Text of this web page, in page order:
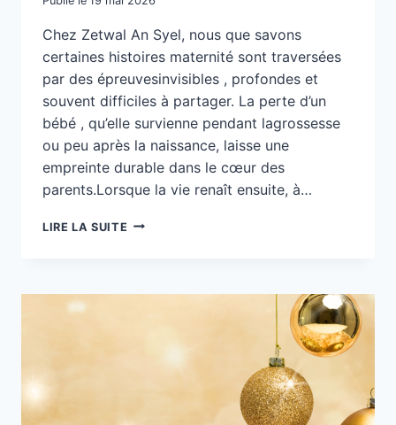
Chez Zetwal An Syel, nous que savons
certaines histoires maternité sont traversées
par des épreuvesinvisibles , profondes et
souvent difficiles à partager. La perte d’un
bébé , qu’elle survienne pendant lagrossesse
ou peu après la naissance, laisse une
empreinte durable dans le cœur des
parents.Lorsque la vie renaît ensuite, à…
LIRE LA SUITE LANBELLI
PLACE
FEMMES